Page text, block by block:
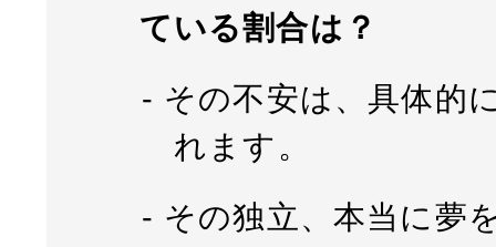
ている割合は？
その不安は、具体的
れます。
その独立、本当に夢